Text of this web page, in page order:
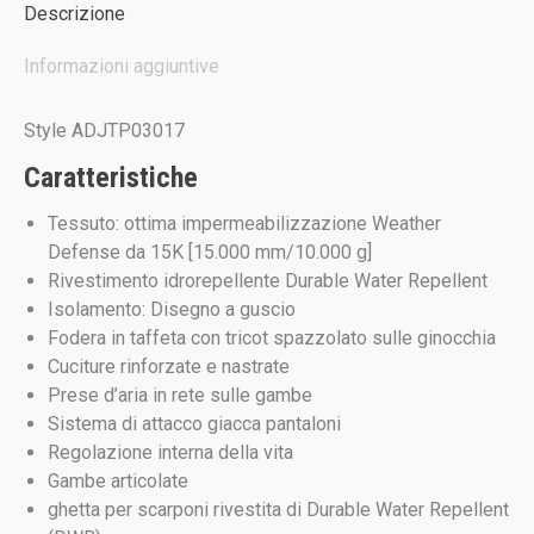
Descrizione
Informazioni aggiuntive
Style ADJTP03017
Caratteristiche
Tessuto: ottima impermeabilizzazione Weather
Defense da 15K [15.000 mm/10.000 g]
Rivestimento idrorepellente Durable Water Repellent
Isolamento: Disegno a guscio
Fodera in taffeta con tricot spazzolato sulle ginocchia
Cuciture rinforzate e nastrate
Prese d’aria in rete sulle gambe
Sistema di attacco giacca pantaloni
Regolazione interna della vita
Gambe articolate
ghetta per scarponi rivestita di Durable Water Repellent